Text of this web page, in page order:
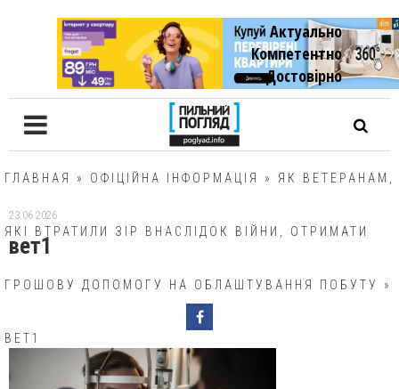
Актуально
Компетентно
Достовiрно
ГЛАВНАЯ » ОФІЦІЙНА ІНФОРМАЦІЯ » ЯК ВЕТЕРАНАМ,
ЯКІ ВТРАТИЛИ ЗІР ВНАСЛІДОК ВІЙНИ, ОТРИМАТИ
ГРОШОВУ ДОПОМОГУ НА ОБЛАШТУВАННЯ ПОБУТУ »
ВЕТ1
23.06.2026
вет1